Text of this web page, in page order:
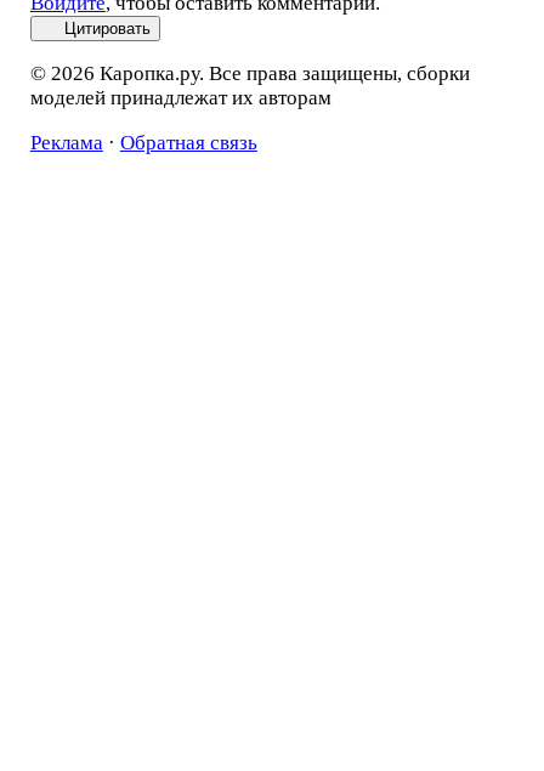
Цитировать
© 2026 Каропка.ру. Все права защищены, сборки
моделей принадлежат их авторам
Реклама· Обратная связь